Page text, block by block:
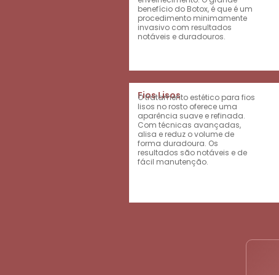
benefício do Botox, é que é um
procedimento minimamente
invasivo com resultados
notáveis e duradouros.
Fios Lisos
O tratamento estético para fios
lisos no rosto oferece uma
aparência suave e refinada.
Com técnicas avançadas,
alisa e reduz o volume de
forma duradoura. Os
resultados são notáveis e de
fácil manutenção.